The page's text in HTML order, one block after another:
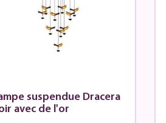
suspendue Dracera
avec de l'or